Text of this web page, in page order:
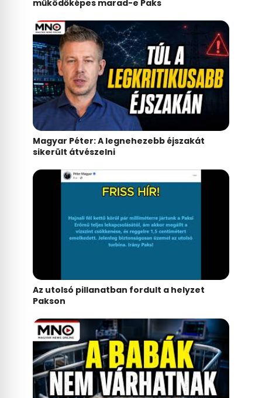
működőképes marad-e Paks
Magyar Péter: A legnehezebb éjszakát
sikerült átvészelni
Az utolsó pillanatban fordult a helyzet
Pakson